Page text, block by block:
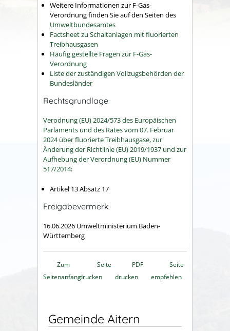
Weitere Informationen zur F-Gas-
Verordnung finden Sie auf den Seiten des
Umweltbundesamtes
Factsheet zu Schaltanlagen mit fluorierten
Treibhausgasen
Häufig gestellte Fragen zur F-Gas-
Verordnung
Liste der zuständigen Vollzugsbehörden der
Bundesländer
Rechtsgrundlage
Verodnung (EU) 2024/573 des Europäischen
Parlaments und des Rates vom 07. Februar
2024 über fluorierte Treibhausgase, zur
Änderung der Richtlinie (EU) 2019/1937 und zur
Aufhebung der Verordnung (EU) Nummer
517/2014:
Artikel 13 Absatz 17
Freigabevermerk
16.06.2026 Umweltministerium Baden-
Württemberg
Zum
Seitenanfang
Seite
drucken
PDF
drucken
Seite
empfehlen
Gemeinde Aitern